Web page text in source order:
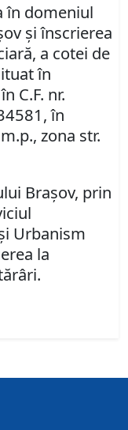
în domeniul
şi înscrierea
a cotei de
în
C.F. nr.
în
zona str.
Braşov, prin
Urbanism
la